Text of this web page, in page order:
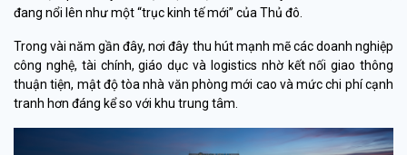
đang nổi lên như một “trục kinh tế mới” của Thủ đô.
Trong vài năm gần đây, nơi đây thu hút mạnh mẽ các doanh nghiệp
công nghệ, tài chính, giáo dục và logistics nhờ kết nối giao thông
thuận tiện, mật độ tòa nhà văn phòng mới cao và mức chi phí cạnh
tranh hơn đáng kể so với khu trung tâm.